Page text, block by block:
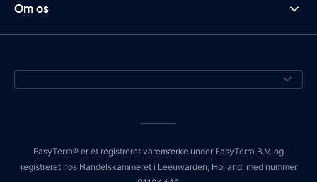
Om os
EasyTerra® er et registreret varemærke under EasyTerra B.V. og
registreret hos Handelskammeret i Leeuwarden, Holland, med nummer